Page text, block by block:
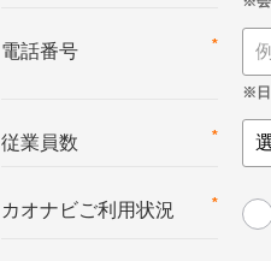
*
電話番号
*
従業員数
*
カオナビご利用状況